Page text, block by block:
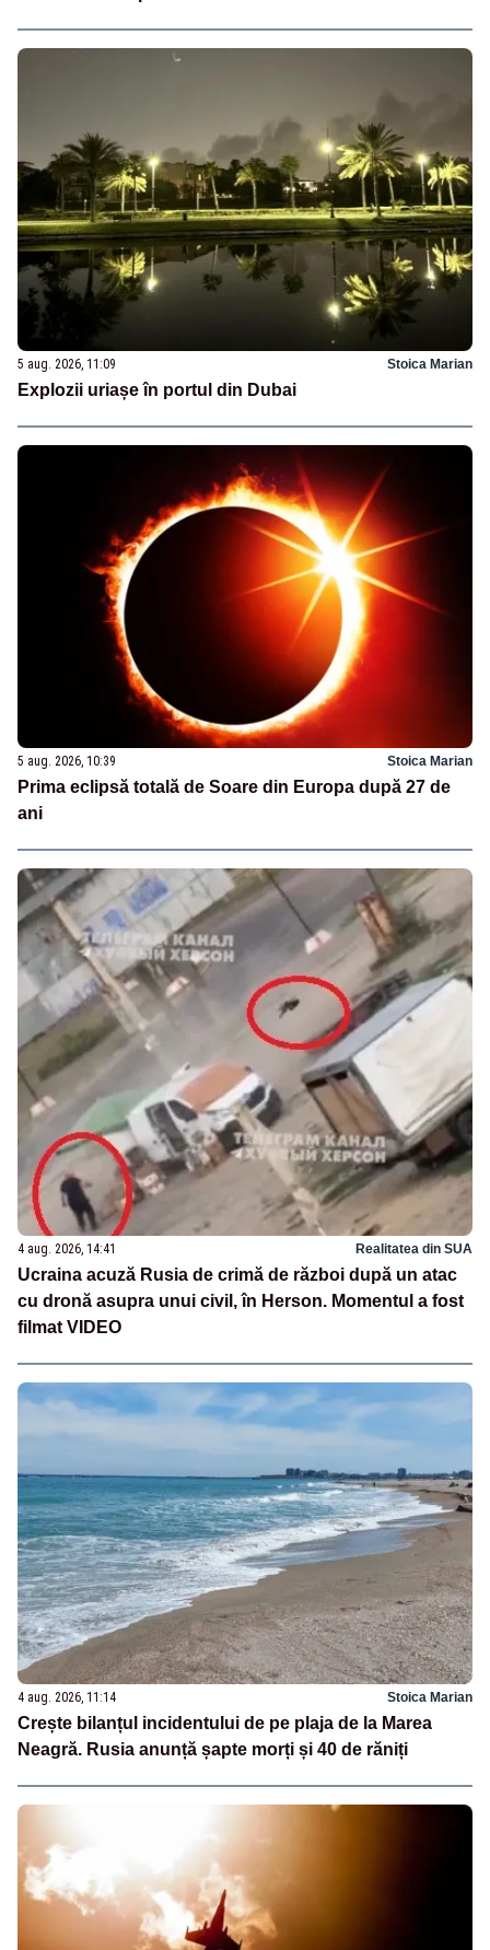
5 aug. 2026, 11:09 Stoica Marian
Explozii uriașe în portul din Dubai
5 aug. 2026, 10:39 Stoica Marian
Prima eclipsă totală de Soare din Europa după 27 de
ani
4 aug. 2026, 14:41 Realitatea din SUA
Ucraina acuză Rusia de crimă de război după un atac
cu dronă asupra unui civil, în Herson. Momentul a fost
filmat VIDEO
4 aug. 2026, 11:14 Stoica Marian
Crește bilanțul incidentului de pe plaja de la Marea
Neagră. Rusia anunță șapte morți și 40 de răniți